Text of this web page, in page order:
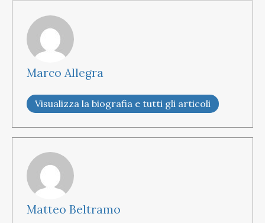
Marco Allegra
Visualizza la biografia e tutti gli articoli
Matteo Beltramo